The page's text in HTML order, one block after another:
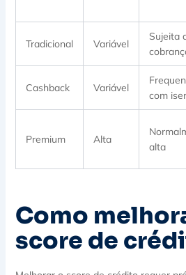
Tradicional Variável
Sujeita
Cashback Variável
com
Premium Alta
alta
Como
score de